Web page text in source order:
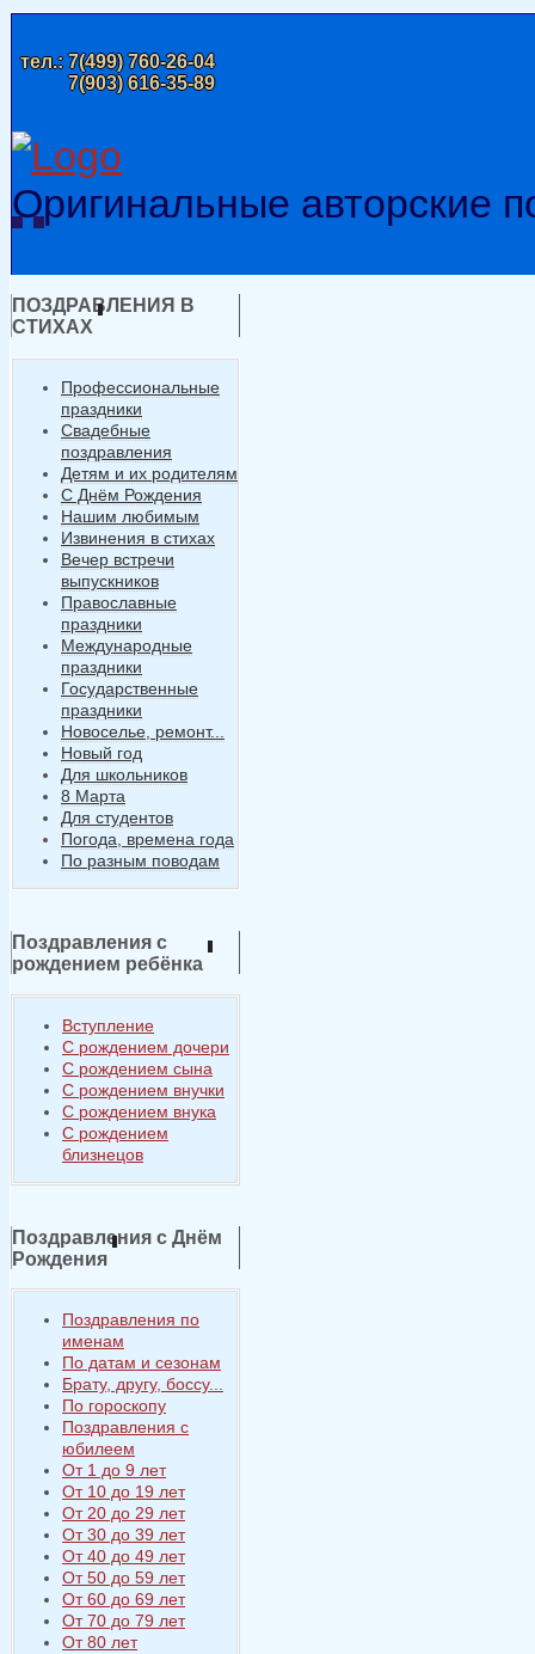
тел.:7(499) 760-26-04
7(903) 616-35-89
Оригинальные авторские
ПОЗДРАВЛЕНИЯ В
СТИХАХ
Профессиональные
праздники
Свадебные
поздравления
Детям и их родителям
С Днём Рождения
Нашим любимым
Извинения в стихах
Вечер встречи
выпускников
Православные
праздники
Международные
праздники
Государственные
праздники
Новоселье, ремонт...
Новый год
Для школьников
8 Марта
Для студентов
Погода, времена года
По разным поводам
Поздравления с
рождением ребёнка
Вступление
С рождением дочери
С рождением сына
С рождением внучки
С рождением внука
С рождением
близнецов
Поздравления с Днём
Рождения
Поздравления по
именам
По датам и сезонам
Брату, другу, боссу...
По гороскопу
Поздравления с
юбилеем
От 1 до 9 лет
От 10 до 19 лет
От 20 до 29 лет
От 30 до 39 лет
От 40 до 49 лет
От 50 до 59 лет
От 60 до 69 лет
От 70 до 79 лет
От 80 лет